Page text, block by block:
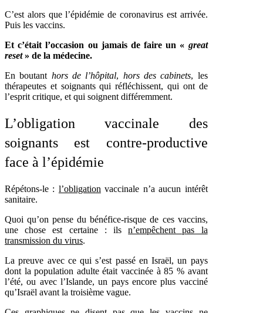
C’est alors que l’épidémie de coronavirus est arrivée.
Puis les vaccins.
Et c’était l’occasion ou jamais de faire un « great
reset» de la médecine.
En boutant hors de l’hôpital, hors des cabinets, les
thérapeutes et soignants qui réfléchissent, qui ont de
l’esprit critique, et qui soignent différemment.
L’obligation vaccinale des
soignants est contre-productive
face à l’épidémie
Répétons-le : l’obligation vaccinale n’a aucun intérêt
sanitaire.
Quoi qu’on pense du bénéfice-risque de ces vaccins,
une chose est certaine : ilsn’empêchent pas la
transmission du virus.
La preuve avec ce qui s’est passé en Israël, un pays
dont la population adulte était vaccinée à 85 % avant
l’été, ou avec l’Islande, un pays encore plus vacciné
qu’Israël avant la troisième vague.